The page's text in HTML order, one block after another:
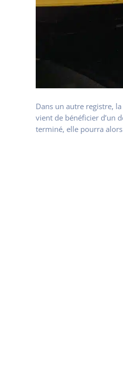
Dans un autre registre,
vient de bénéficier d’un
terminé, elle pourra